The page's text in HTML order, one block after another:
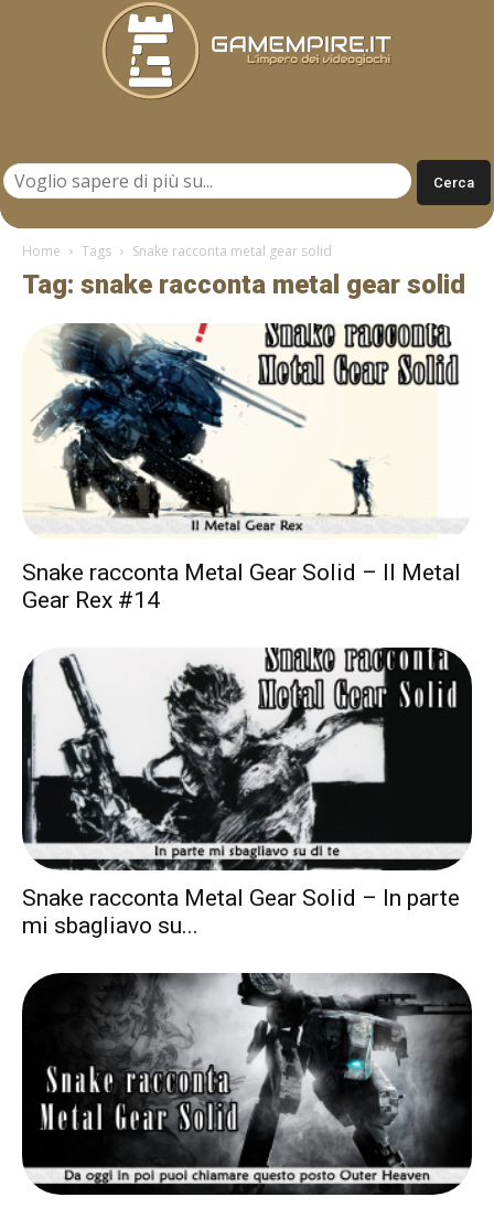
Home Tags Snake racconta metal gear solid
Tag: snake racconta metal gear solid
Snake racconta Metal Gear Solid – Il Metal
Gear Rex #14
Snake racconta Metal Gear Solid – In parte
mi sbagliavo su...